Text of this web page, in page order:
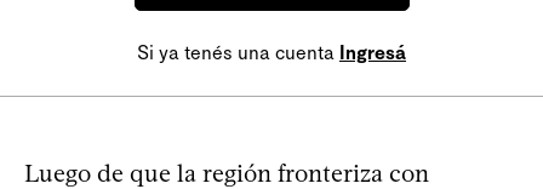
Si ya tenés una cuenta Ingresá
Luego de que la región fronteriza con